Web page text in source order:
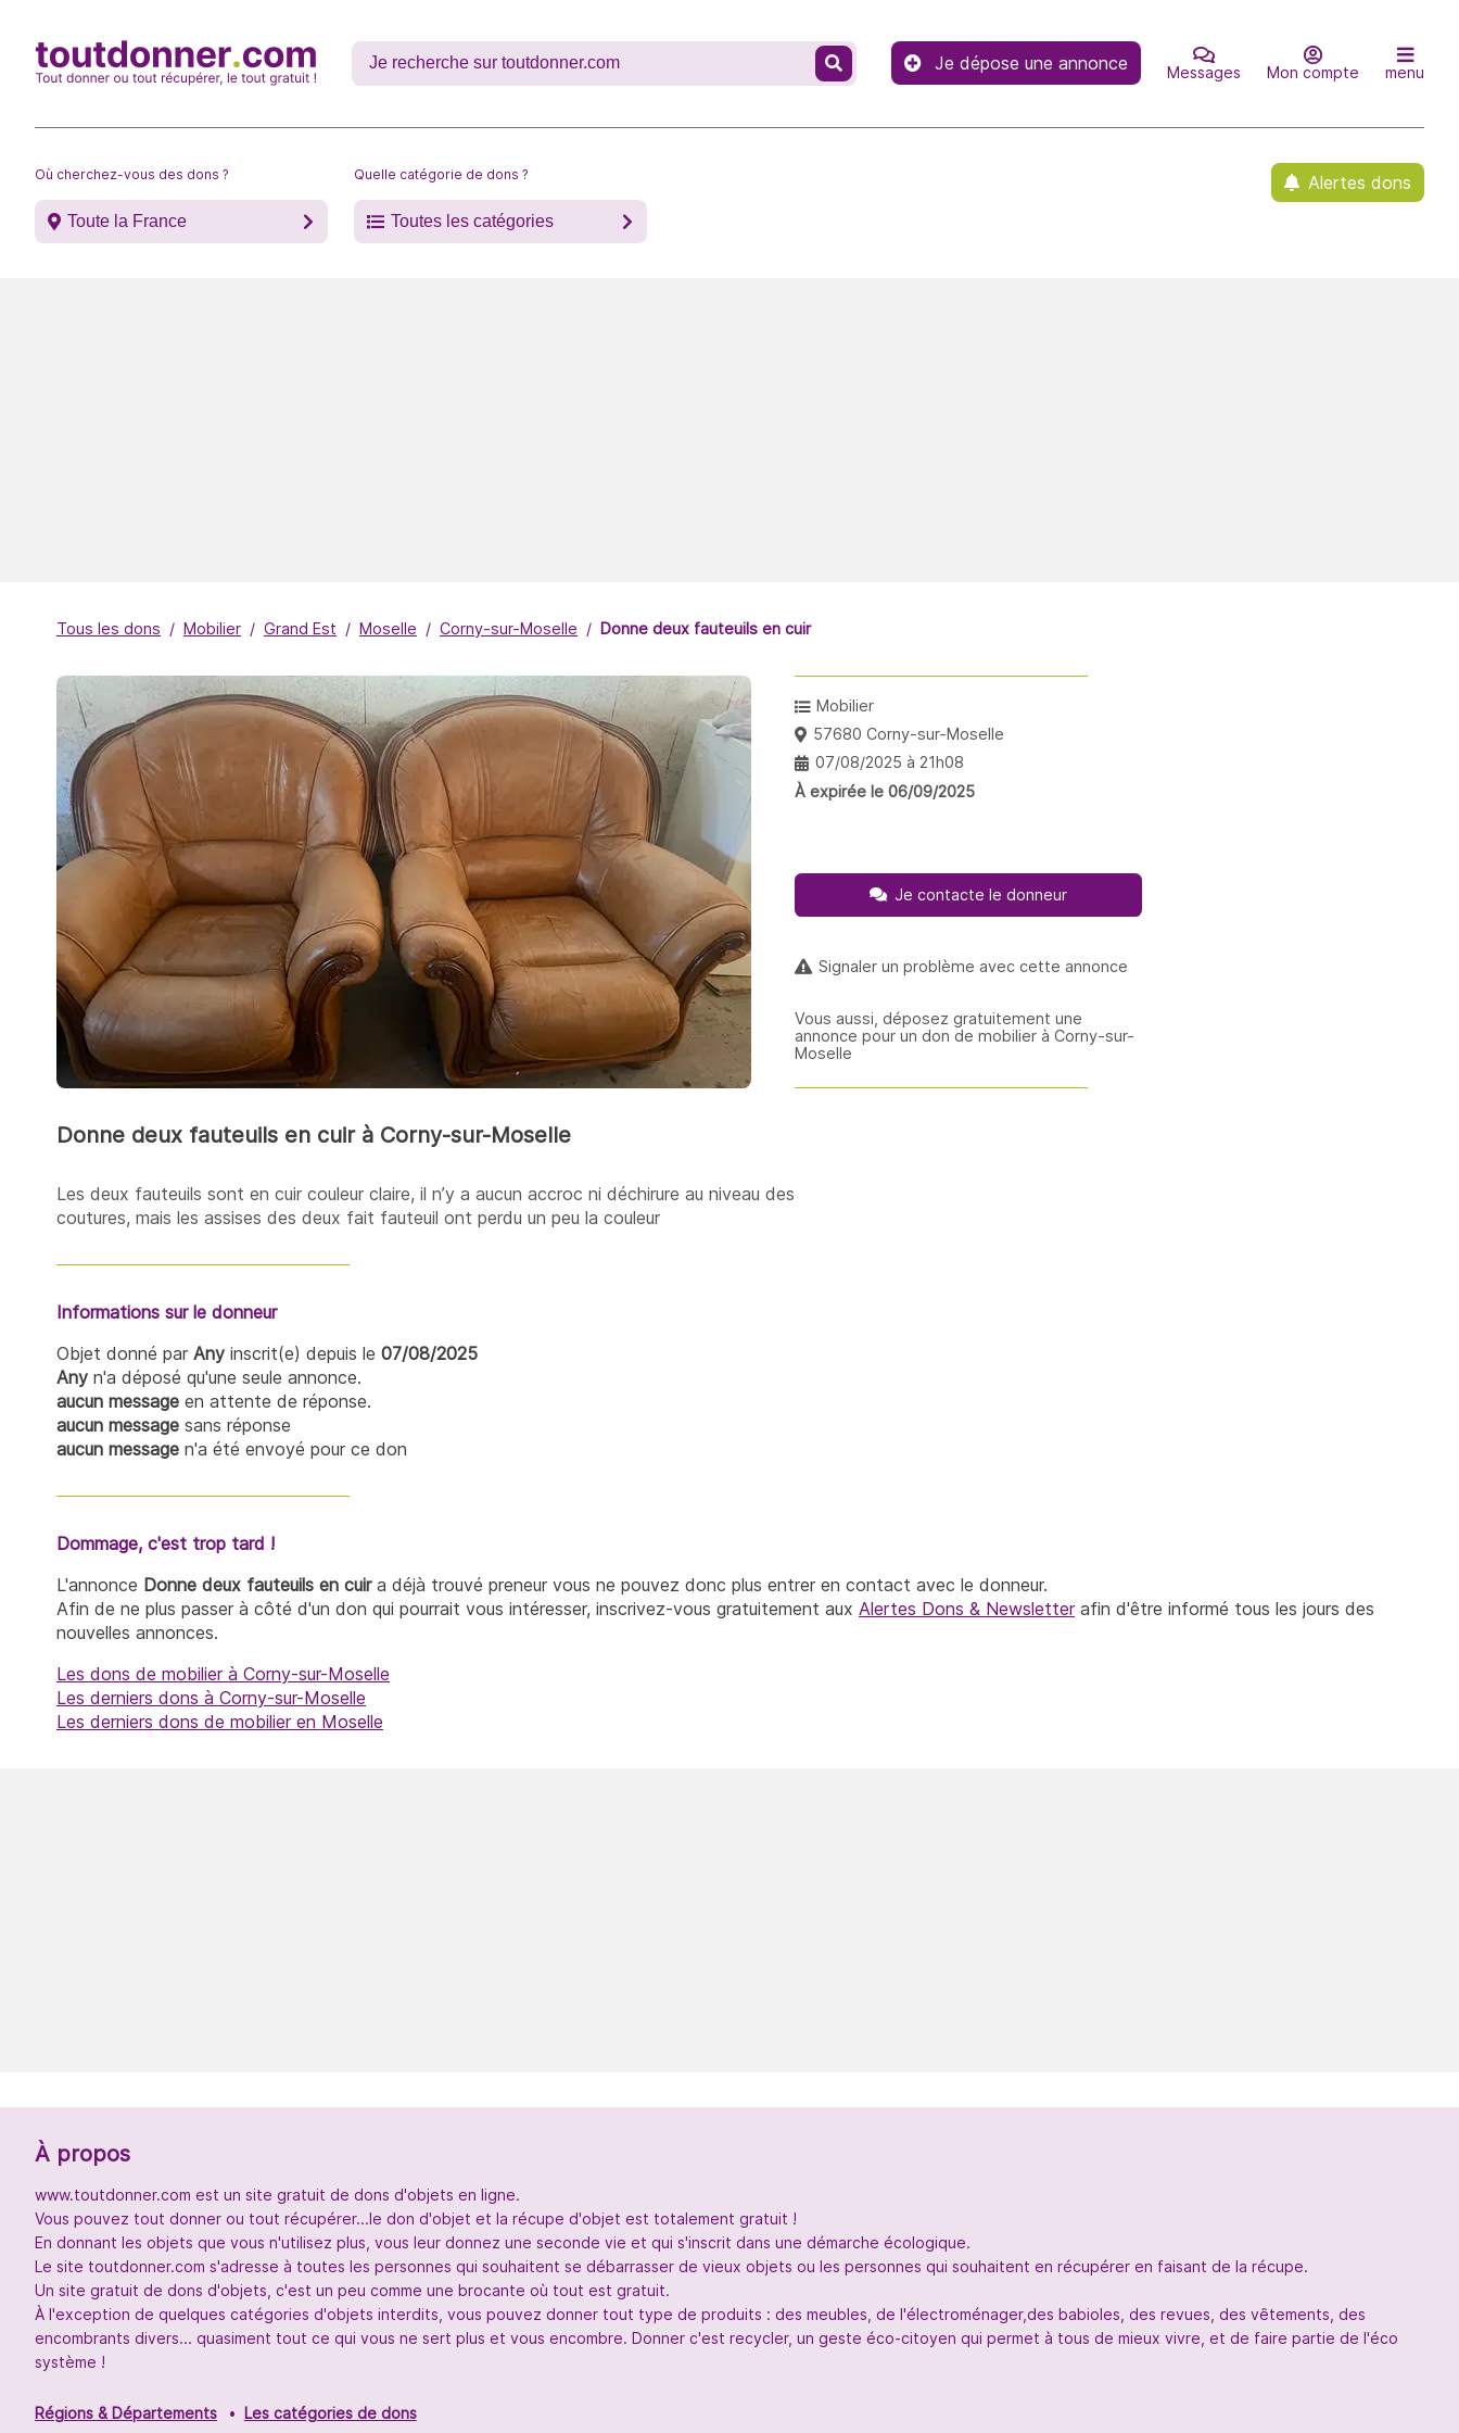
Je dépose une annonce Messages Mon compte menu
Où cherchez-vous des dons ?
Toute la France
Quelle catégorie de dons ?
Toutes les catégories
Alertes dons
Tous les dons Mobilier Grand Est Moselle Corny-sur-Moselle Donne deux fauteuils en cuir
Donne deux fauteuils en cuir à Corny-sur-Moselle
Les deux fauteuils sont en cuir couleur claire, il n’y a aucun accroc ni déchirure au niveau des
coutures, mais les assises des deux fait fauteuil ont perdu un peu la couleur
Mobilier
57680 Corny-sur-Moselle
07/08/2025 à 21h08
À expirée le 06/09/2025
Je contacte le donneur
Signaler un problème avec cette annonce
Vous aussi, déposez gratuitement une
annonce pour un don de mobilier à Corny-sur-
Moselle
Informations sur le donneur
Objet donné par Any inscrit(e) depuis le 07/08/2025
Any n'a déposé qu'une seule annonce.
aucun message en attente de réponse.
aucun message sans réponse
aucun message n'a été envoyé pour ce don
Dommage, c'est trop tard !
L'annonce Donne deux fauteuils en cuira déjà trouvé preneur vous ne pouvez donc plus entrer en contact avec le donneur.
Afin de ne plus passer à côté d'un don qui pourrait vous intéresser, inscrivez-vous gratuitement aux Alertes Dons & Newsletterafin d'être informé tous les jours des
nouvelles annonces.
Les dons de mobilier à Corny-sur-Moselle
Les derniers dons à Corny-sur-Moselle
Les derniers dons de mobilier en Moselle
À propos
www.toutdonner.com est un site gratuit de dons d'objets en ligne.
Vous pouvez tout donner ou tout récupérer...le don d'objet et la récupe d'objet est totalement gratuit !
En donnant les objets que vous n'utilisez plus, vous leur donnez une seconde vie et qui s'inscrit dans une démarche écologique.
Le site toutdonner.com s'adresse à toutes les personnes qui souhaitent se débarrasser de vieux objets ou les personnes qui souhaitent en récupérer en faisant de la récupe.
Un site gratuit de dons d'objets, c'est un peu comme une brocante où tout est gratuit.
À l'exception de quelques catégories d'objets interdits, vous pouvez donner tout type de produits : des meubles, de l'électroménager,des babioles, des revues, des vêtements, des
encombrants divers... quasiment tout ce qui vous ne sert plus et vous encombre. Donner c'est recycler, un geste éco-citoyen qui permet à tous de mieux vivre, et de faire partie de l'éco
système !
Régions & Départements Les catégories de dons